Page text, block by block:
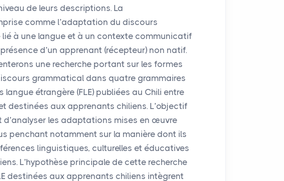
de leurs descriptions. La
comme l’adaptation du discours
à une langue et à un contexte communicatif
d’un apprenant (récepteur) non natif.
une recherche portant sur les formes
grammatical dans quatre grammaires
langue étrangère (FLE) publiées au Chili entre
destinées aux apprenants chiliens. L’objectif
d’analyser les adaptations mises en œuvre
penchant notamment sur la manière dont ils
linguistiques, culturelles et éducatives
L’hypothèse principale de cette recherche
destinées aux apprenants chiliens intègrent